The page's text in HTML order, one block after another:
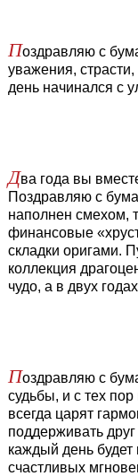
Поздравляю с
уважения,
день начинался с
Два года вы
Поздравляю с
наполнен смехом,
финансовые
складки оригами.
коллекция
чудо, а в двух
Поздравляю с
судьбы, и с тех
всегда царят
поддерживать
каждый день
счастливых